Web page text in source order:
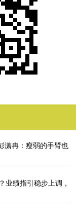
潇冉：瘦弱的手臂也
业绩指引稳步上调，